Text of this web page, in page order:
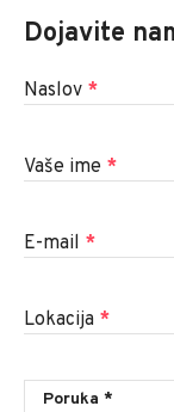
Dojavite
Naslov *
Vaše ime *
E-mail *
Lokacija *